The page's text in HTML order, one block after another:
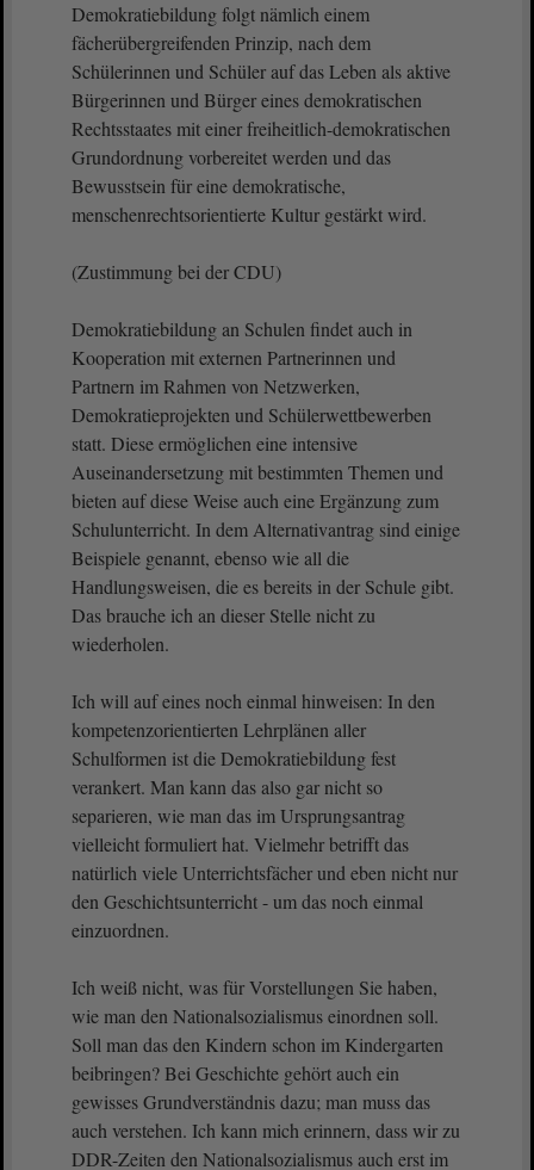
Demokratiebildung folgt nämlich einem
fächerübergreifenden Prinzip, nach dem
Schülerinnen und Schüler auf das Leben als aktive
Bürgerinnen und Bürger eines demokratischen
Rechtsstaates mit einer freiheitlich-demokratischen
Grundordnung vorbereitet werden und das
Bewusstsein für eine demokratische,
menschenrechtsorientierte Kultur gestärkt wird.
(Zustimmung bei der CDU)
Demokratiebildung an Schulen findet auch in
Kooperation mit externen Partnerinnen und
Partnern im Rahmen von Netzwerken,
Demokratieprojekten und Schülerwettbewerben
statt. Diese ermöglichen eine intensive
Auseinandersetzung mit bestimmten Themen und
bieten auf diese Weise auch eine Ergänzung zum
Schulunterricht. In dem Alternativantrag sind einige
Beispiele genannt, ebenso wie all die
Handlungsweisen, die es bereits in der Schule gibt.
Das brauche ich an dieser Stelle nicht zu
wiederholen.
Ich will auf eines noch einmal hinweisen: In den
kompetenzorientierten Lehrplänen aller
Schulformen ist die Demokratiebildung fest
verankert. Man kann das also gar nicht so
separieren, wie man das im Ursprungsantrag
vielleicht formuliert hat. Vielmehr betrifft das
natürlich viele Unterrichtsfächer und eben nicht nur
den Geschichtsunterricht - um das noch einmal
einzuordnen.
Ich weiß nicht, was für Vorstellungen Sie haben,
wie man den Nationalsozialismus einordnen soll.
Soll man das den Kindern schon im Kindergarten
beibringen? Bei Geschichte gehört auch ein
gewisses Grundverständnis dazu; man muss das
auch verstehen. Ich kann mich erinnern, dass wir zu
DDR-Zeiten den Nationalsozialismus auch erst im